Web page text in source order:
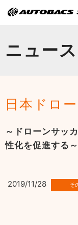
ニュー
日本ドロ
～ドローンサッ
性化を促進する～
2019/11/28
サステナビリティ
ニュース
Language